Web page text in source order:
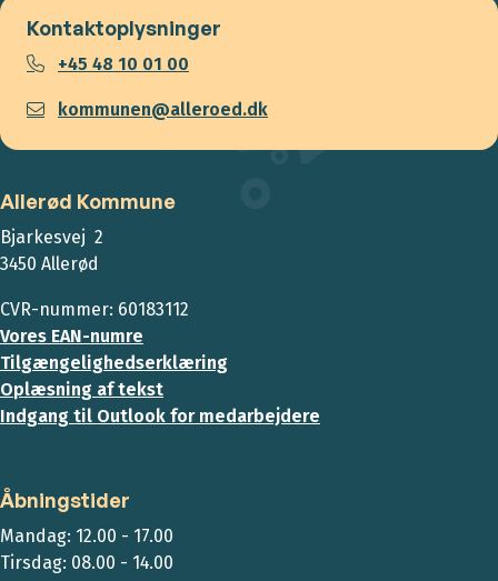
Kontaktoplysninger
+45 48 10 01 00
kommunen@alleroed.dk
Allerød Kommune
Bjarkesvej 2
3450 Allerød
CVR-nummer: 60183112
Vores EAN-numre
Tilgængelighedserklæring
Oplæsning af tekst
Indgang til Outlook for medarbejdere
Åbningstider
Mandag: 12.00 - 17.00
Tirsdag: 08.00 - 14.00